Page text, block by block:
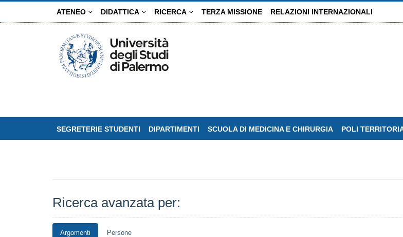
ATENEO DIDATTICA RICERCA TERZA MISSIONE RELAZIONI INTERNAZIONALI
SEGRETERIE STUDENTI DIPARTIMENTI SCUOLA DI MEDICINA E CHIRURGIA POLI
Ricerca avanzata per:
Argomenti Persone